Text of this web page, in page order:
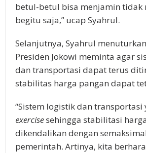
betul-betul bisa menjamin tidak
begitu saja,” ucap Syahrul.
Selanjutnya, Syahrul
Presiden Jokowi meminta agar
dan transportasi dapat terus
stabilitas harga pangan dapat
“Sistem logistik dan transportasi
exercisesehingga stabilitasi
dikendalikan dengan
pemerintah. Artinya, kita